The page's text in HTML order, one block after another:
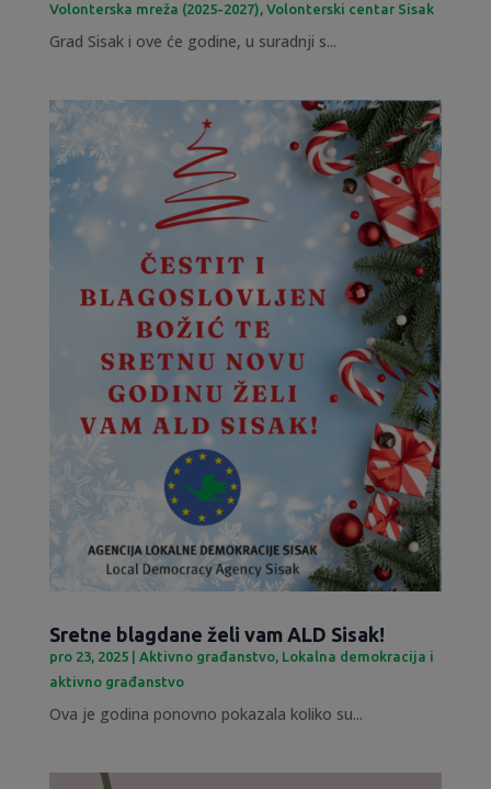
Volonterska mreža (2025-2027), Volonterski centar Sisak
Grad Sisak i ove će godine, u suradnji s...
Sretne blagdane želi vam ALD Sisak!
pro 23, 2025| Aktivno građanstvo, Lokalna demokracija i
aktivno građanstvo
Ova je godina ponovno pokazala koliko su...